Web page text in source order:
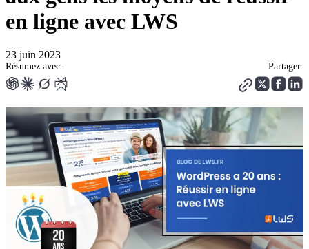
en ligne avec LWS
23 juin 2023
Résumez avec: Partager: